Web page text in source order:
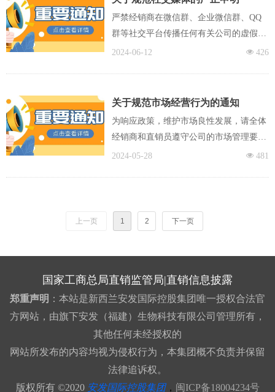
严禁经销商在微信群、企业微信群、QQ
群等社交平台传播任何有关公司的虚假内
容或不实信息、不当言论。
넶 426
2024-06-12
关于规范市场经营行为的通知
为响应政策，维护市场良性发展，请全体
经销商和直销员遵守公司的市场管理要
求，规范市场经营，严格执行。
넶 481
2024-05-28
上一页 1 2 下一页
国家工商总局直销监管局|直销信息披露
郑重声明 ：本站是新西兰安发国际控股集团唯一授权合法官
方网站，由旗下安发（福建）生物科技有限公司管理所有，
其他任何未经授权的
网站所发布的内容均视为侵权行为，本集团概不负责并保留
法律追诉权。
版权所有 ©2020 安发国际控股集团， 闽ICP备18004234号